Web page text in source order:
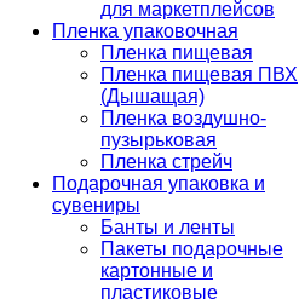
для маркетплейсов
Пленка упаковочная
Пленка пищевая
Пленка пищевая ПВХ
(Дышащая)
Пленка воздушно-
пузырьковая
Пленка стрейч
Подарочная упаковка и
сувениры
Банты и ленты
Пакеты подарочные
картонные и
пластиковые